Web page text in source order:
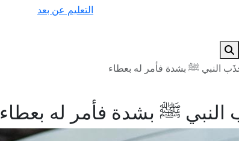
التعليم عن بعد
النبي ﷺ بشدة فأمر له بعطاء
النبي ﷺ بشدة فأمر له بعطاء